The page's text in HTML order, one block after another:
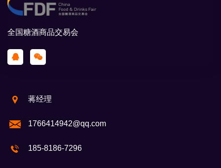
全国糖酒商品交易会
蒋经理
1766414942@qq.com
185-8186-7296